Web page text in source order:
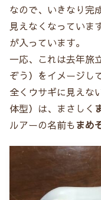
なので、いきなり完
見えなくなっていま
が入っています。
一応、これは去年旅
ぞう）をイメージし
全くウサギに見えな
体型）は、まさしく
ルアーの名前もまめ